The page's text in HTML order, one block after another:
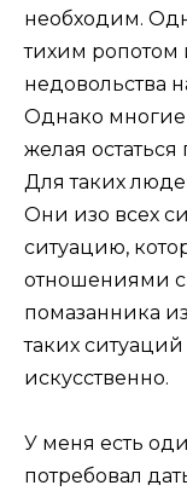
необходим.
тихим
недовольства
Однако многие
желая
Для таких
Они изо всех
ситуацию,
отношениями с
помазанника
таких ситуаций
искусственно.
У меня есть
потребовал